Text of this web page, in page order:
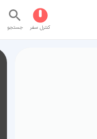
کنترل سفر جستجو